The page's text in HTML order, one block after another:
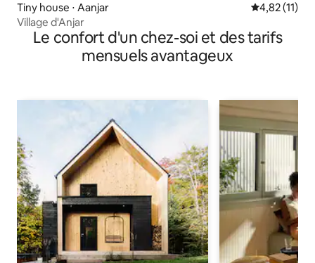
Tiny house ⋅ Aanjar Évaluation
4,82 (11)
Village d'Anjar
Le confort d'un chez-soi et des tarifs
mensuels avantageux